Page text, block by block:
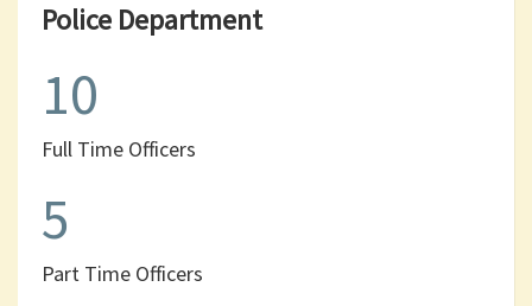
Police Department
10
Full Time Officers
5
Part Time Officers